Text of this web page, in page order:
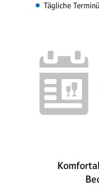
Tägliche